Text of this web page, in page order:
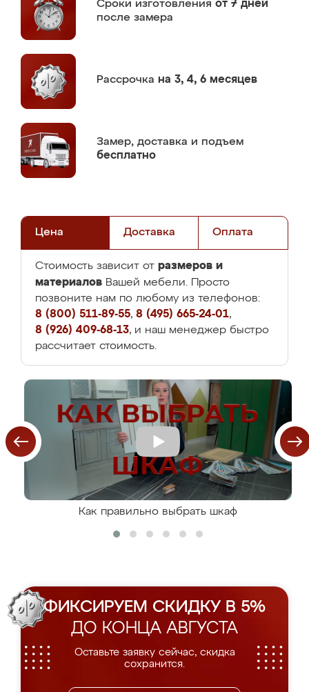
Сроки изготовления от 7 дней
после замера
Рассрочка на 3, 4, 6 месяцев
Замер, доставка и подъем
бесплатно
Цена Доставка Оплата
Стоимость зависит от размеров и
материалов Вашей мебели. Просто
позвоните нам по любому из телефонов:
8 (800) 511-89-55, 8 (495) 665-24-01,
8 (926) 409-68-13, и наш менеджер быстро
рассчитает стоимость.
Как правильно выбрать шкаф
ФИКСИРУЕМ СКИДКУ В 5%
ДО КОНЦА АВГУСТА
Оставьте заявку сейчас, скидка
сохранится.